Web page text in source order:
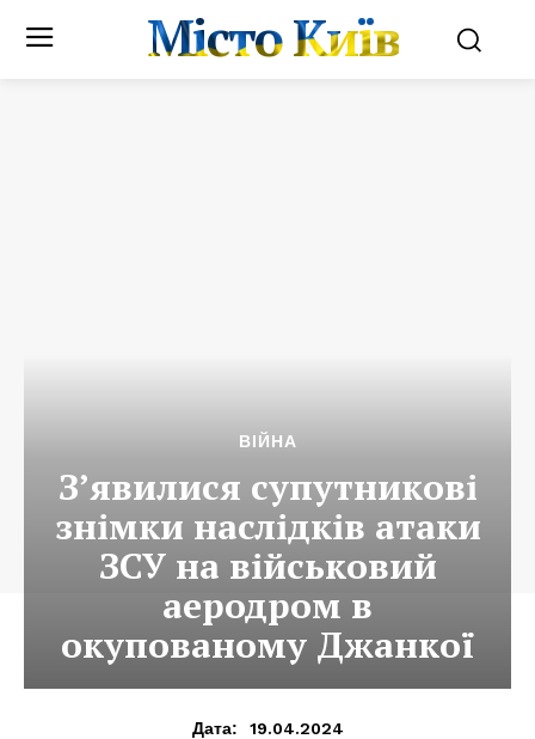
Місто Київ
ВІЙНА
З’явилися супутникові
знімки наслідків атаки
ЗСУ на військовий
аеродром в
окупованому Джанкої
Дата: 19.04.2024